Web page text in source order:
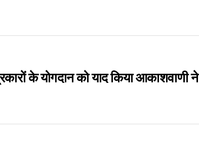
के योगदान को याद किया आकाशवाणी ने